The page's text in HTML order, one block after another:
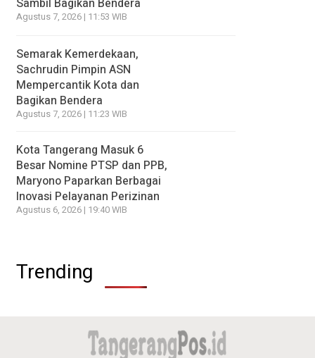
Sambil Bagikan Bendera
Agustus 7, 2026 | 11:53 WIB
Semarak Kemerdekaan,
Sachrudin Pimpin ASN
Mempercantik Kota dan
Bagikan Bendera
Agustus 7, 2026 | 11:23 WIB
Kota Tangerang Masuk 6
Besar Nomine PTSP dan PPB,
Maryono Paparkan Berbagai
Inovasi Pelayanan Perizinan
Agustus 6, 2026 | 19:40 WIB
Trending